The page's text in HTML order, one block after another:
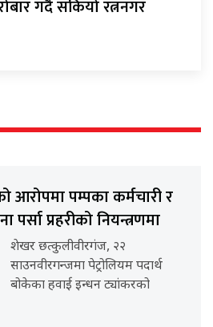
गर्दै सकियो रत्ननगर
आरोपमा पम्पका कर्मचारी र
प्रहरीको नियन्त्रणमा
शेखर छत्कुलीवीरगंज, २२
साउनवीरगन्जमा पेट्रोलियम पदार्थ
बोकेका हवाई इन्धन ट्यांकरको